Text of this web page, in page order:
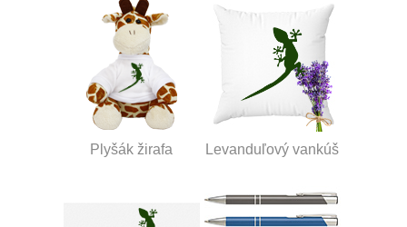
Plyšák žirafa Levanduľový vankúš